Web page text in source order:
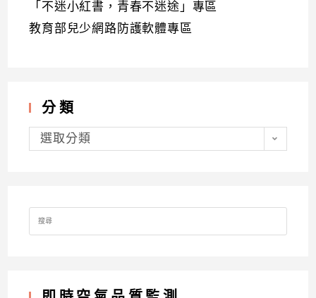
「不迷小紅書，青春不迷途」專區
教育部兒少網路防護軟體專區
分類
分
類選取分類
Search
for: